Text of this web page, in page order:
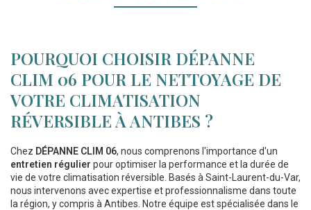
POURQUOI CHOISIR DÉPANNE
CLIM 06 POUR LE NETTOYAGE DE
VOTRE CLIMATISATION
RÉVERSIBLE À ANTIBES ?
Chez DÉPANNE CLIM 06, nous comprenons l'importance d'un
entretien régulier pour optimiser la performance et la durée de
vie de votre climatisation réversible. Basés à Saint-Laurent-du-Var,
nous intervenons avec expertise et professionnalisme dans toute
la région, y compris à Antibes. Notre équipe est spécialisée dans le